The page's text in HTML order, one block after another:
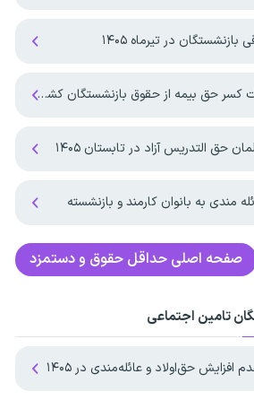
در تیرماه ۱۴۰۵
کسر حق بیمه از حقوق بازنشستگان کشوری
حق التدریس آزاد در تابستان ۱۴۰۵
به بانوان کارمند و بازنشسته
صفحه اصلی حداقل حقوق و دستمزد
تامین اجتماعی
حق‌اولاد و عائله‌مندی در ۱۴۰۵